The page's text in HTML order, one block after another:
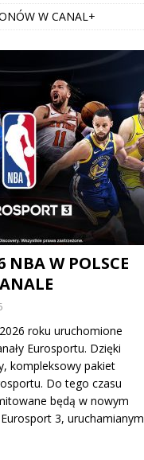
W CANAL+
NBA W POLSCE
roku uruchomione
Eurosportu. Dzięki
kompleksowy pakiet
Do tego czasu
będą w nowym
3, uruchamianym